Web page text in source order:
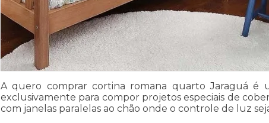
A quero comprar cortina romana quarto Jaraguá é
exclusivamente para compor projetos especiais de
com janelas paralelas ao chão onde o controle de luz